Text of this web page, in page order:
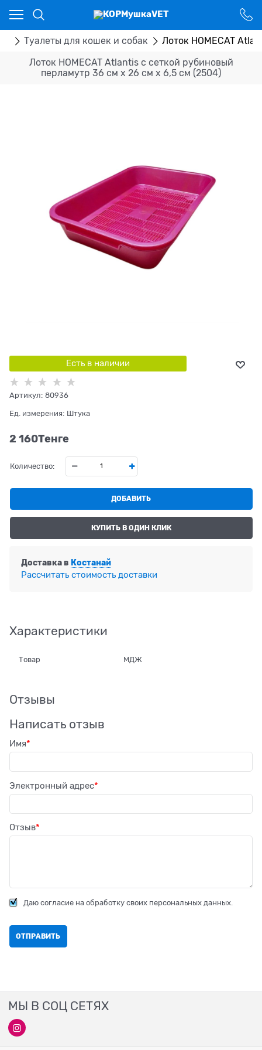
Туалеты для кошек и собак Лоток HOMECAT
Лоток HOMECAT Atlantis с сеткой рубиновый
перламутр 36 см х 26 см х 6,5 см (2504)
Есть в наличии
Артикул: 80936
Ед. измерения: Штука
2 160Tенге
Количество:
ДОБАВИТЬ
КУПИТЬ В ОДИН КЛИК
Доставка в Костанай
Рассчитать стоимость доставки
Характеристики
Товар МДЖ
Отзывы
Написать отзыв
Имя
Электронный адрес
Отзыв
Даю согласие на обработку своих персональных данных.
МЫ В СОЦ СЕТЯХ
Ваш город - Костанай,
угадали?